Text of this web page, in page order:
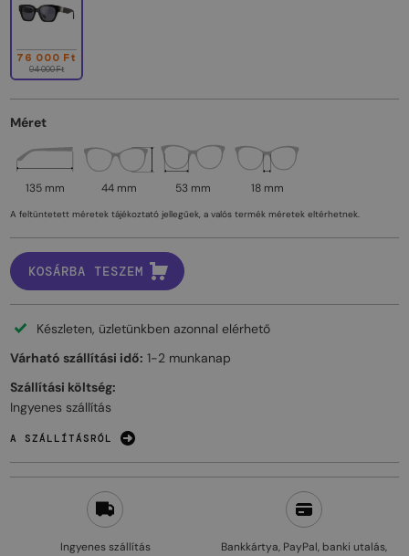
Ingyenes szállítás
Bankkártya, PayPal, banki utalás,
76 000 Ft
94 000 Ft
Méret
135 mm 44 mm 53 mm 18 mm
A feltüntetett méretek tájékoztató jellegűek, a valós termék méretek eltérhetnek.
KOSÁRBA TESZEM
Készleten, üzletünkben azonnal elérhető
Várható szállítási idő: 1-2 munkanap
Szállítási költség:
Ingyenes szállítás
A SZÁLLÍTÁSRÓL